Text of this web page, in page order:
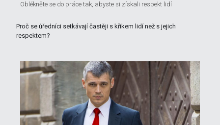
Oblékněte se do práce tak, abyste si získali respekt lidí
Proč se úředníci setkávají častěji s křikem lidí než s jejich
respektem?